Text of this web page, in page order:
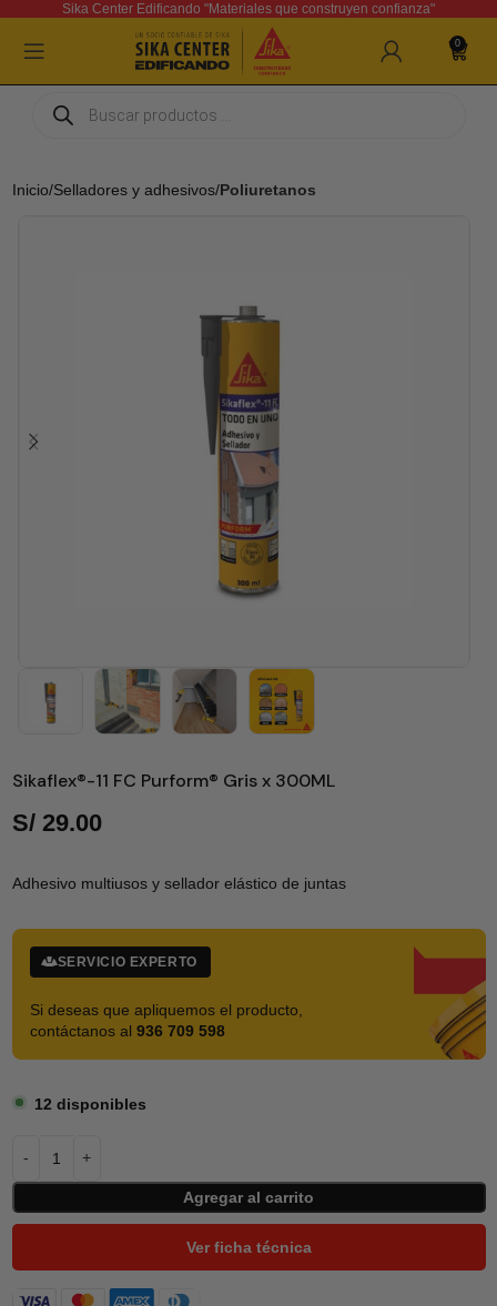
Sika Center Edificando "Materiales que construyen confianza"
0
Inicio Selladores y adhesivos Poliuretanos
Sikaflex®-11 FC Purform® Gris x 300ML
S/29.00
Adhesivo multiusos y sellador elástico de juntas
SERVICIO EXPERTO
Si deseas que apliquemos el producto,
contáctanos al 936 709 598
12 disponibles
Agregar al carrito
Ver ficha técnica